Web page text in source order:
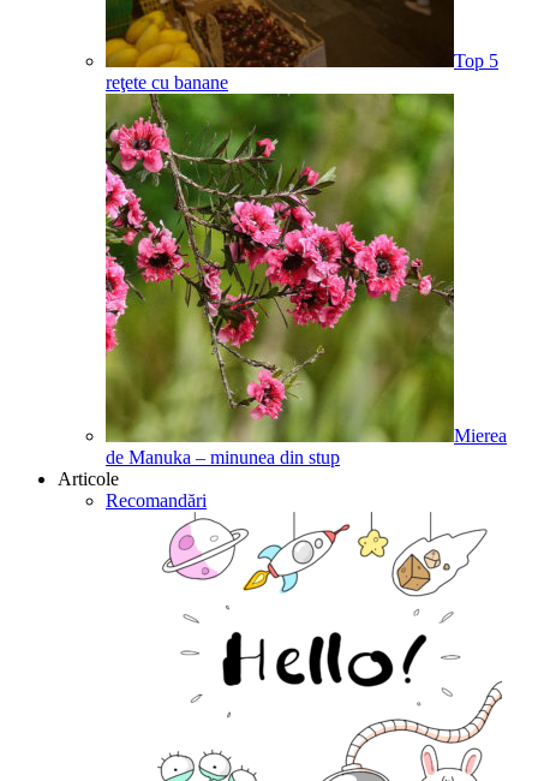
Top 5
reţete cu banane
Mierea
de Manuka – minunea din stup
Articole
Recomandări